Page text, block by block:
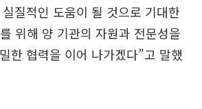
질적인 도움이 될 것으로 기대한
위해 양 기관의 자원과 전문성을
한 협력을 이어 나가겠다”고 말했